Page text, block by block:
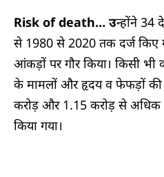
Risk of death… उन्होंने 34
से 1980 से 2020 तक दर्ज किए
आंकड़ों पर गौर किया। किसी
के मामलों और हृदय व फेफड़ों की
करोड़ और 1.15 करोड़ से अधिक
किया गया।